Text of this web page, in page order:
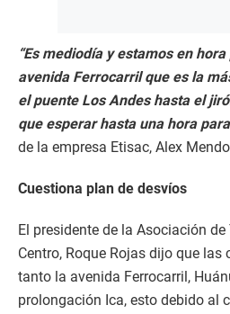
“Es mediodía y estamos en
avenida Ferrocarril que es la
el puente Los Andes hasta el
que esperar hasta una hora
de la empresa Etisac, Alex
Cuestiona plan de desvíos
El presidente de la Asociación
Centro, Roque Rojas dijo que
tanto la avenida Ferrocarril,
prolongación Ica, esto debido al